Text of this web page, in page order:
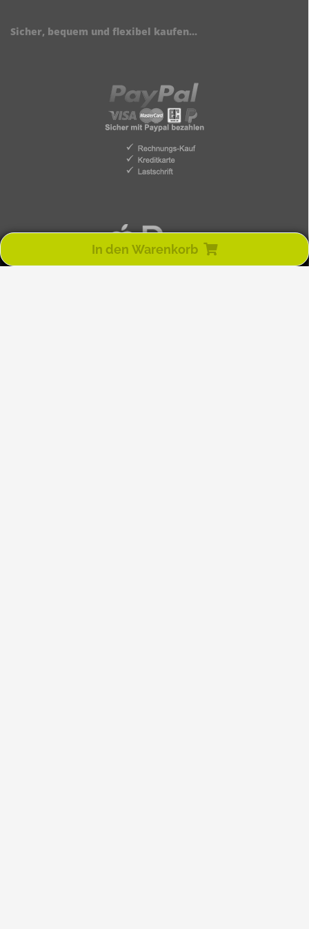
In den Warenkorb
Sicher, bequem und flexibel kaufen...